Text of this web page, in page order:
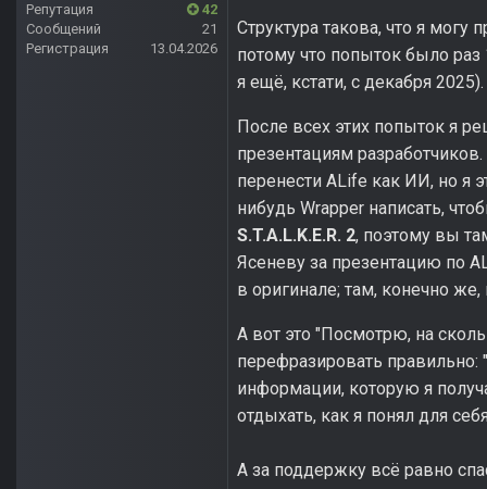
Репутация
42
Сообщений
21
Регистрация
13.04.2026
Структура такова, что я могу
потому что попыток было
я ещё, кстати, с декабря 2025).
После всех этих попыток я
презентациям
перенести ALife как ИИ, но я
нибудь Wrapper написать,
S.T.A.L.K.E.R. 2, поэтому вы
Ясеневу за презентацию по
в оригинале; там, конечно
А вот это "Посмотрю, на
перефразировать
информации, которую я
отдыхать, как я понял для
А за поддержку всё равно